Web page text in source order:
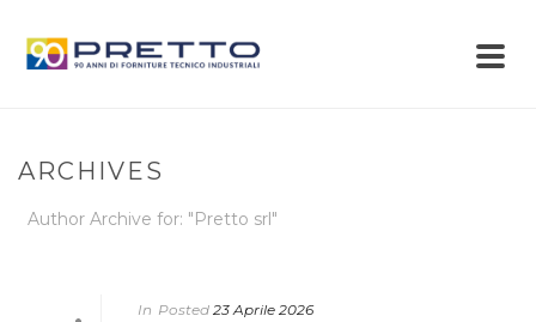
ARCHIVES
Author Archive for: "Pretto srl"
In Posted 23 Aprile 2026